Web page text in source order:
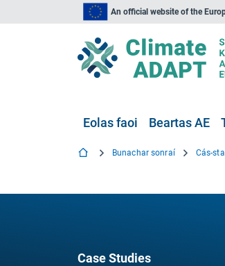
An official website of the
Eolas faoi Beartas AE
Bunachar sonraí Cás-
Case Studies